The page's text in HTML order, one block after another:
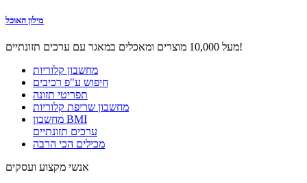
מילון האוכל
מעל 10,000 מוצרים ומאכלים במאגר עם ערכים תזונתיים!
מחשבון קלוריות
חיפוש ע"פ רכיבים
תפריטי תזונה
מחשבון שריפת קלוריות
מחשבון BMI
ערכים תזונתיים
מכילים הכי הרבה
אנשי מקצוע ועסקים